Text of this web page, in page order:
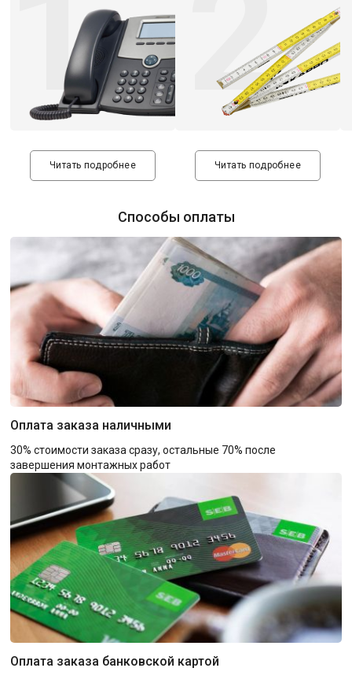
Читать подробнее Читать подробнее
Способы оплаты
Оплата заказа наличными
30% стоимости заказа сразу, остальные 70% после
завершения монтажных работ
Оплата заказа банковской картой